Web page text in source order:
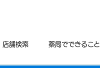
店舗検索 薬局でできること